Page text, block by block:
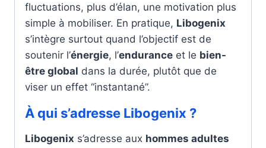
fluctuations, plus d’élan, une motivation plus
simple à mobiliser. En pratique, Libogenix
s’intègre surtout quand l’objectif est de
soutenir l’énergie, l’endurance et le bien-
être global dans la durée, plutôt que de
viser un effet “instantané”.
À qui s’adresse Libogenix ?
Libogenix s’adresse aux hommes adultes